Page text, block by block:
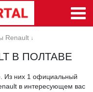
Renault ↓
В ПОЛТАВЕ
Из них 1 официальный
в интересующем вас